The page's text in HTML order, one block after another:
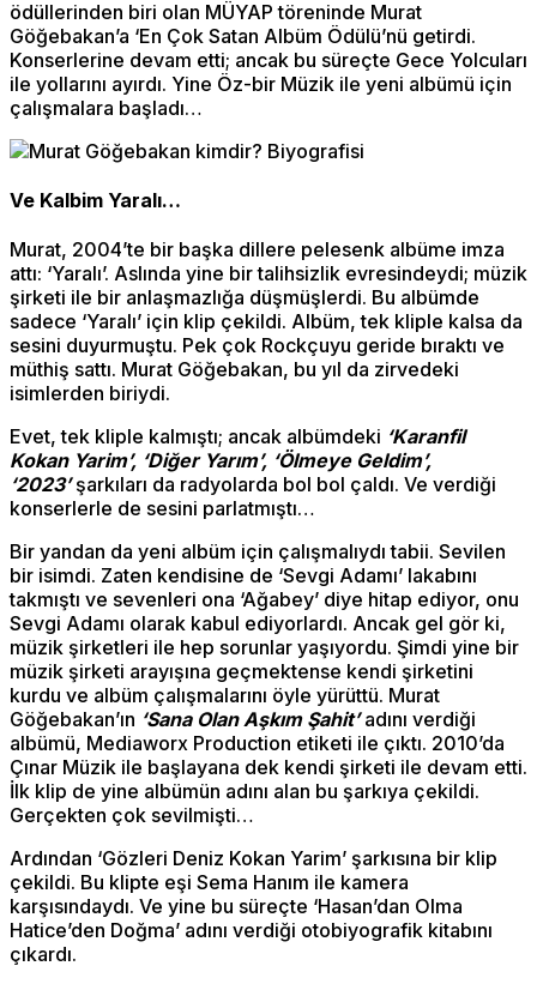
ödüllerinden biri olan MÜYAP töreninde Murat
Göğebakan’a ‘En Çok Satan Albüm Ödülü’nü getirdi.
Konserlerine devam etti; ancak bu süreçte Gece Yolcuları
ile yollarını ayırdı. Yine Öz-bir Müzik ile yeni albümü için
çalışmalara başladı…
Ve Kalbim Yaralı…
Murat, 2004’te bir başka dillere pelesenk albüme imza
attı: ‘Yaralı’. Aslında yine bir talihsizlik evresindeydi; müzik
şirketi ile bir anlaşmazlığa düşmüşlerdi. Bu albümde
sadece ‘Yaralı’ için klip çekildi. Albüm, tek kliple kalsa da
sesini duyurmuştu. Pek çok Rockçuyu geride bıraktı ve
müthiş sattı. Murat Göğebakan, bu yıl da zirvedeki
isimlerden biriydi.
Evet, tek kliple kalmıştı; ancak albümdeki ‘Karanfil
Kokan Yarim’, ‘Diğer Yarım’, ‘Ölmeye Geldim’,
‘2023’şarkıları da radyolarda bol bol çaldı. Ve verdiği
konserlerle de sesini parlatmıştı…
Bir yandan da yeni albüm için çalışmalıydı tabii. Sevilen
bir isimdi. Zaten kendisine de ‘Sevgi Adamı’ lakabını
takmıştı ve sevenleri ona ‘Ağabey’ diye hitap ediyor, onu
Sevgi Adamı olarak kabul ediyorlardı. Ancak gel gör ki,
müzik şirketleri ile hep sorunlar yaşıyordu. Şimdi yine bir
müzik şirketi arayışına geçmektense kendi şirketini
kurdu ve albüm çalışmalarını öyle yürüttü. Murat
Göğebakan’ın ‘Sana Olan Aşkım Şahit’adını verdiği
albümü, Mediaworx Production etiketi ile çıktı. 2010’da
Çınar Müzik ile başlayana dek kendi şirketi ile devam etti.
İlk klip de yine albümün adını alan bu şarkıya çekildi.
Gerçekten çok sevilmişti…
Ardından ‘Gözleri Deniz Kokan Yarim’ şarkısına bir klip
çekildi. Bu klipte eşi Sema Hanım ile kamera
karşısındaydı. Ve yine bu süreçte ‘Hasan’dan Olma
Hatice’den Doğma’ adını verdiği otobiyografik kitabını
çıkardı.